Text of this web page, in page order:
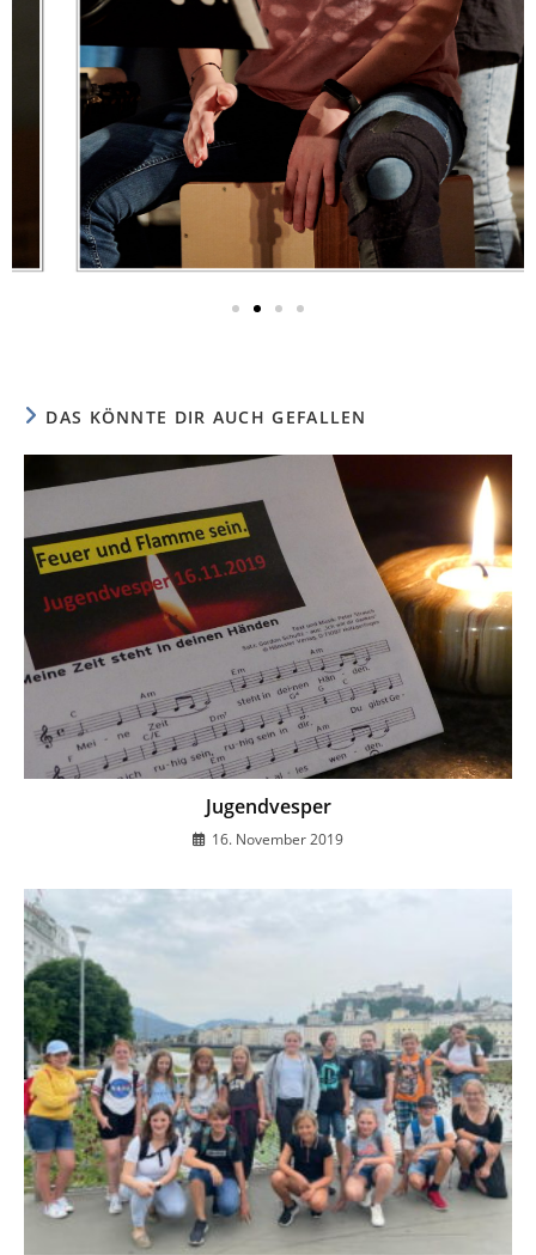
DAS KÖNNTE DIR AUCH GEFALLEN
Jugendvesper
16. November 2019